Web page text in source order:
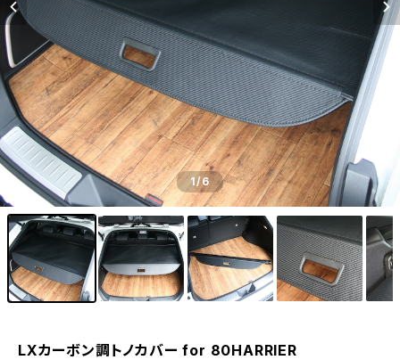
1/6
LXカーボン調トノカバー for 80HARRIER